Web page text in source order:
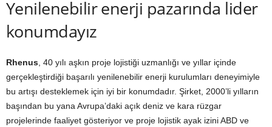
Yenilenebilir enerji pazarında lider
konumdayız
Rhenus , 40 yılı aşkın proje lojistiği uzmanlığı ve yıllar içinde
gerçekleştirdiği başarılı yenilenebilir enerji kurulumları deneyimiyle
bu artışı desteklemek için iyi bir konumdadır. Şirket, 2000’li yılların
başından bu yana Avrupa’daki açık deniz ve kara rüzgar
projelerinde faaliyet gösteriyor ve proje lojistik ayak izini ABD ve